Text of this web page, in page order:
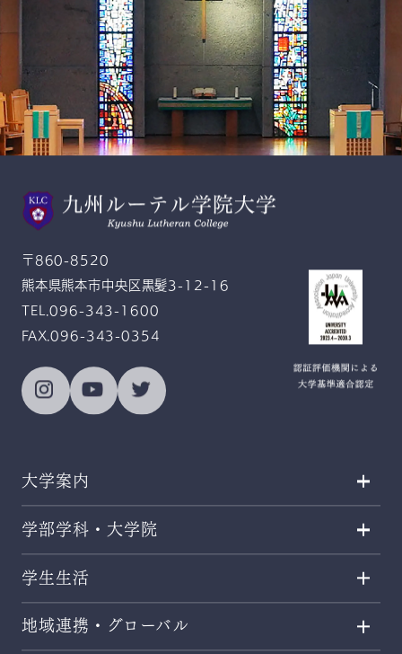
Gratitude and Service
〒860-8520
熊本県熊本市中央区黒髪3-12-16
TEL.096-343-1600
FAX.096-343-0354
大学案内
学部学科・大学院
学生生活
地域連携・グローバル